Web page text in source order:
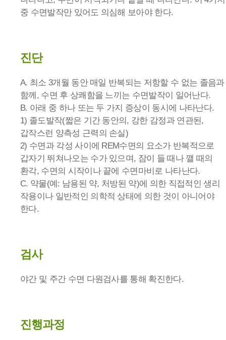
중 수면발작만 있어도 의심해 보아야 한다.
진단
A. 최소 3개월 동안 매일 반복되는 저항할 수 없는 졸음과
함께, 수면 후 상쾌함을 느끼는 수면발작이 일어난다.
B. 아래 중 하나 또는 두 가지 증상이 동시에 나타난다.
1) 졸도발작(짧은 기간 동안의, 강한 감정과 연관된,
갑작스런 양측성 근력의 손실)
2) 수면과 각성 사이에 REM수면의 요소가 반복적으로
갑자기 뛰쳐나오는 수가 있으며, 잠이 들 때나 깰 때의
환각, 수면의 시작이나 끝에 수면마비로 나타난다.
C. 약물(예: 남용된 약, 처방된 약)에 의한 직접적인 생리
작용이나 일반적인 의학적 상태에 의한 것이 아니어야
한다.
검사
야간 및 주간 수면 다원검사를 통해 확진한다.
진행과정